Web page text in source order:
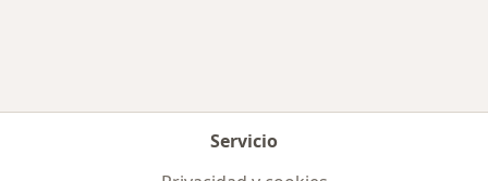
Servicio